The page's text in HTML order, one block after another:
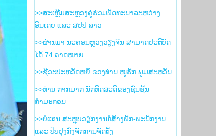
>>ສະເຫຼີມສະຫຼອງຄູ່ຮ່ວມພັດທະນາລະຫວ່າງ
ອິນເດຍ ແລະ ສປປ ລາວ
>>ຜ່ານມາ ນະຄອນຫຼວງວຽງຈັນ ສາມາດປະຕິບັດ
ໄດ້ 74 ຄາດໝາຍ
>>ຊີວະປະຫວັດຫຍໍ້ ຂອງທ່ານ ໜູຮັກ ພູມສະຫວັນ
>>ທ່ານ ກາກມາກ ນັກທິດສະດີຂອງຊົນຊັ້ນ
ກຳມະກອນ
>>ບໍ່ແຕນ ສະຫຼຸບວຽກງານກໍ່ສ້າງພັກ-ພະນັກງານ
ແລະ ປັບປຸງກົງຈັກການຈັດຕັ້ງ